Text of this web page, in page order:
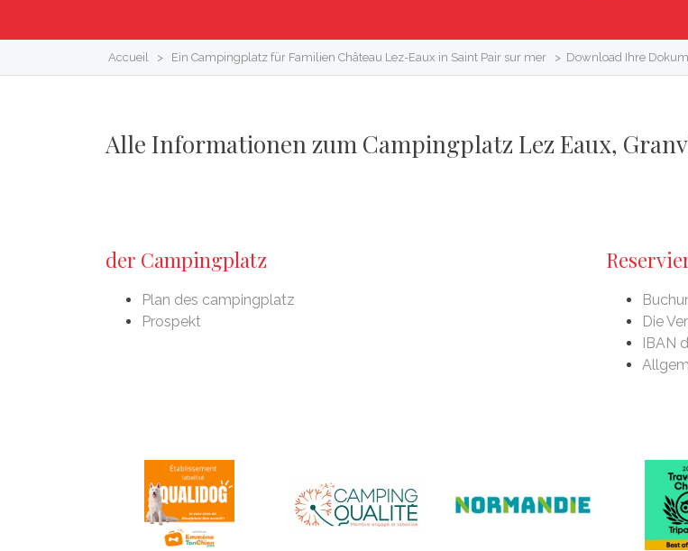
Accueil > Ein Campingplatz für Familien Château Lez-Eaux in Saint Pair sur mer > Download Ihre
Alle Informationen zum Campingplatz Lez Eaux,
der Campingplatz
Plan des campingplatz
Prospekt
Die
IBAN